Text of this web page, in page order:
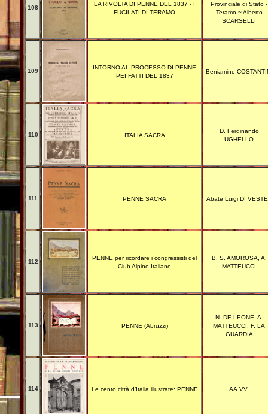
108
LA RIVOLTA DI PENNE DEL 1837 - I
FUCILATI DI TERAMO
Provinciale di Stato -
Teramo ~ Alberto
SCARSELLI
109
INTORNO AL PROCESSO DI PENNE
PEI FATTI DEL 1837
Beniamino
110 ITALIA SACRA
D. Ferdinando
UGHELLO
111 PENNE SACRA Abate Luigi DI
112
PENNE per ricordare i congressisti del
Club Alpino Italiano
B. S. AMOROSA, A.
MATTEUCCI
113 PENNE (Abruzzi)
N. DE LEONE, A.
MATTEUCCI, F. LA
GUARDIA
114 Le cento città d’Italia illustrate: PENNE AA.VV.